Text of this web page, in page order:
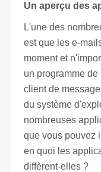
Un aperçu des
L'une des
est que les e-
moment et
un programme
client de
du système
nombreuses
que vous pouvez
en quoi les
diffèrent-elles ?